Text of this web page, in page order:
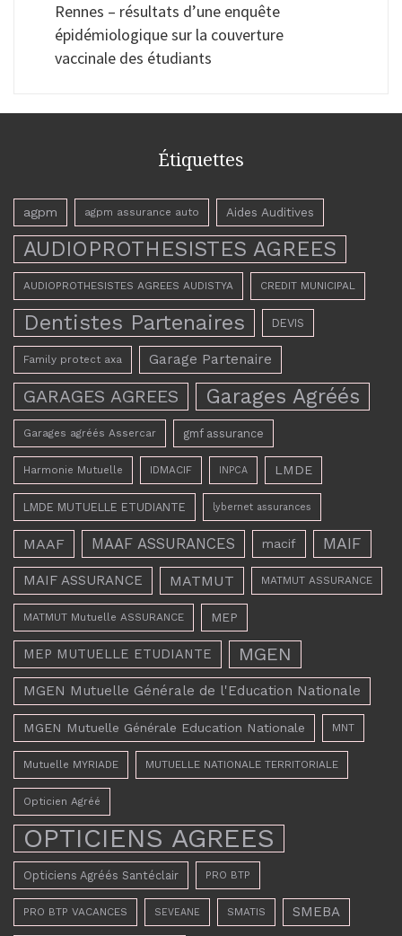
Rennes – résultats d’une enquête
épidémiologique sur la couverture
vaccinale des étudiants
Étiquettes
agpm agpm assurance auto Aides Auditives
AUDIOPROTHESISTES AGREES
AUDIOPROTHESISTES AGREES AUDISTYA CREDIT MUNICIPAL
Dentistes Partenaires DEVIS
Family protect axa Garage Partenaire
GARAGES AGREES Garages Agréés
Garages agréés Assercar gmf assurance
Harmonie Mutuelle IDMACIF INPCA LMDE
LMDE MUTUELLE ETUDIANTE lybernet assurances
MAAF MAAF ASSURANCES macif MAIF
MAIF ASSURANCE MATMUT MATMUT ASSURANCE
MATMUT Mutuelle ASSURANCE MEP
MEP MUTUELLE ETUDIANTE MGEN
MGEN Mutuelle Générale de l'Education Nationale
MGEN Mutuelle Générale Education Nationale MNT
Mutuelle MYRIADE MUTUELLE NATIONALE TERRITORIALE
Opticien Agréé
OPTICIENS AGREES
Opticiens Agréés Santéclair PRO BTP
PRO BTP VACANCES SEVEANE SMATIS SMEBA